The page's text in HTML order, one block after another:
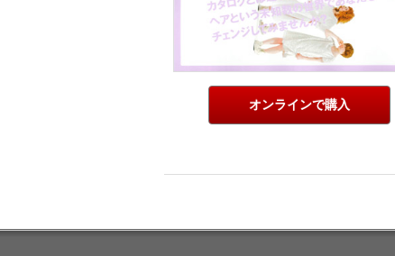
オンラインで購入